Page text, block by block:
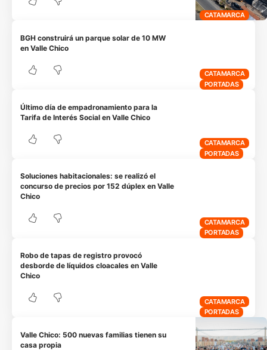
CATAMARCA
CATAMARCA
PORTADAS
BGH construirá un parque solar de 10 MW
en Valle Chico
CATAMARCA
PORTADAS
Último día de empadronamiento para la
Tarifa de Interés Social en Valle Chico
CATAMARCA
PORTADAS
Soluciones habitacionales: se realizó el
concurso de precios por 152 dúplex en Valle
Chico
CATAMARCA
PORTADAS
Robo de tapas de registro provocó
desborde de líquidos cloacales en Valle
Chico
Valle Chico: 500 nuevas familias tienen su
casa propia